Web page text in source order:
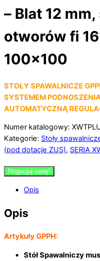
– Blat 12
otworów fi
100×100
STOŁY SPAWALNICZE
SYSTEMEM
AUTOMATYCZNĄ
Numer katalogowy:
Kategorie: Stoły
(pod dotacje ZUS), SERIA
Negocjuj cenę!
Opis
Opis
Artykuły GPPH:
Stół Spawalniczy